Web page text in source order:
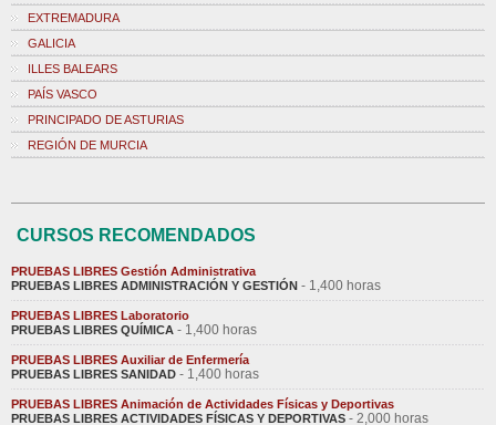
EXTREMADURA
GALICIA
ILLES BALEARS
PAÍS VASCO
PRINCIPADO DE ASTURIAS
REGIÓN DE MURCIA
CURSOS RECOMENDADOS
PRUEBAS LIBRES Gestión Administrativa
PRUEBAS LIBRES ADMINISTRACIÓN Y GESTIÓN - 1,400 horas
PRUEBAS LIBRES Laboratorio
PRUEBAS LIBRES QUÍMICA - 1,400 horas
PRUEBAS LIBRES Auxiliar de Enfermería
PRUEBAS LIBRES SANIDAD - 1,400 horas
PRUEBAS LIBRES Animación de Actividades Físicas y Deportivas
PRUEBAS LIBRES ACTIVIDADES FÍSICAS Y DEPORTIVAS - 2,000 horas